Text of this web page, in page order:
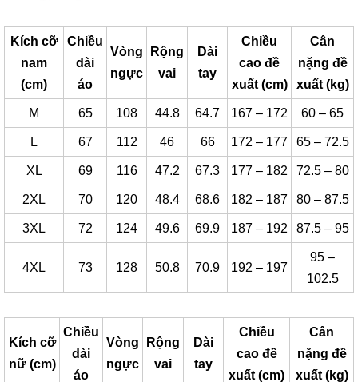
Kích cỡ
nam
(cm)
Chiều
dài
áo
Vòng
ngực
Rộng
vai
Dài
tay
Chiều
cao đề
xuất (cm)
Cân
nặng đề
xuất (kg)
M 65 108 44.8 64.7 167 – 172 60 – 65
L 67 112 46 66 172 – 177 65 – 72.5
XL 69 116 47.2 67.3 177 – 182 72.5 – 80
2XL 70 120 48.4 68.6 182 – 187 80 – 87.5
3XL 72 124 49.6 69.9 187 – 192 87.5 – 95
4XL 73 128 50.8 70.9 192 – 197
95 –
102.5
Kích cỡ
nữ (cm)
Chiều
dài
áo
Vòng
ngực
Rộng
vai
Dài
tay
Chiều
cao đề
xuất (cm)
Cân
nặng đề
xuất (kg)